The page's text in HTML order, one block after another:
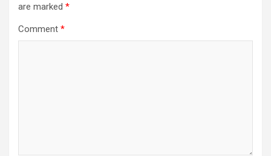
are marked *
Comment *